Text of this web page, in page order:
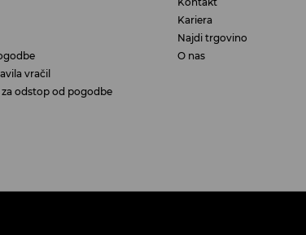
vračil
odstop od pogodbe
Kariera
Najdi trgovino
O nas